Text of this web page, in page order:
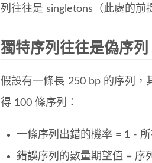
列往往是 singletons（此處的前
獨特序列往往是偽序列
假設有一條長 250 bp 的序列，
得 100 條序列：
一條序列出錯的機率 = 1 -
錯誤序列的數量期望值 = 序